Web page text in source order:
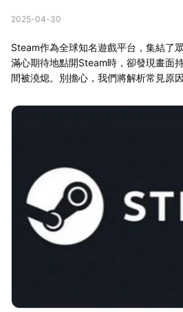
2025-04-30
Steam作為全球知名遊戲平台，集結了
滿心期待地點開Steam時，卻發現畫面
間被澆熄。別擔心，我們將解析常見原